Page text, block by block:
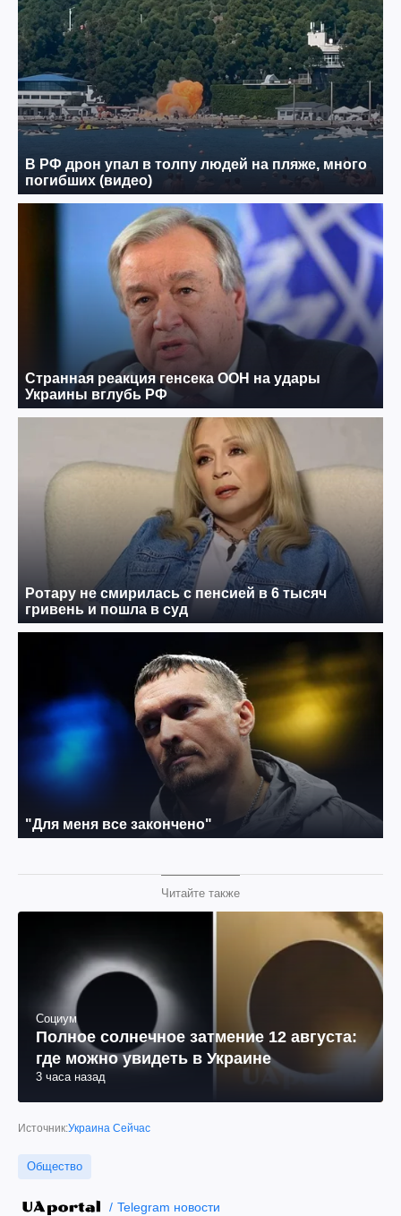
Читайте также
Социум
Полное солнечное затмение 12 августа:
где можно увидеть в Украине
3 часа назад
Источник:Украина Сейчас
Общество
Telegram новости